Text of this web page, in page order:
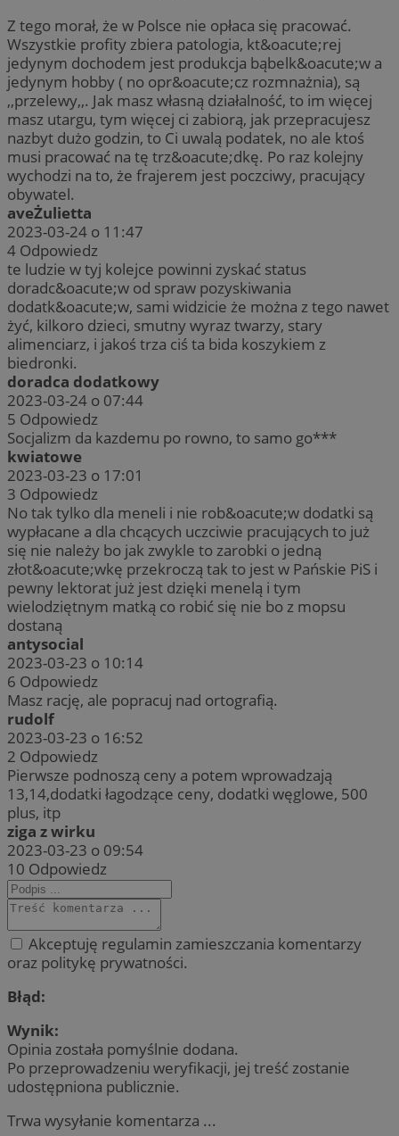
Z tego morał, że w Polsce nie opłaca się pracować.
Wszystkie profity zbiera patologia, kt&oacute;rej
jedynym dochodem jest produkcja bąbelk&oacute;w a
jedynym hobby ( no opr&oacute;cz rozmnażnia), są
,,przelewy,,. Jak masz własną działalność, to im więcej
masz utargu, tym więcej ci zabiorą, jak przepracujesz
nazbyt dużo godzin, to Ci uwalą podatek, no ale ktoś
musi pracować na tę trz&oacute;dkę. Po raz kolejny
wychodzi na to, że frajerem jest poczciwy, pracujący
obywatel.
aveŻulietta
2023-03-24 o 11:47
4 Odpowiedz
te ludzie w tyj kolejce powinni zyskać status
doradc&oacute;w od spraw pozyskiwania
dodatk&oacute;w, sami widzicie że można z tego nawet
żyć, kilkoro dzieci, smutny wyraz twarzy, stary
alimenciarz, i jakoś trza ciś ta bida koszykiem z
biedronki.
doradca dodatkowy
2023-03-24 o 07:44
5 Odpowiedz
Socjalizm da kazdemu po rowno, to samo go***
kwiatowe
2023-03-23 o 17:01
3 Odpowiedz
No tak tylko dla meneli i nie rob&oacute;w dodatki są
wypłacane a dla chcących uczciwie pracujących to już
się nie należy bo jak zwykle to zarobki o jedną
złot&oacute;wkę przekroczą tak to jest w Pańskie PiS i
pewny lektorat już jest dzięki menelą i tym
wielodziętnym matką co robić się nie bo z mopsu
dostaną
antysocial
2023-03-23 o 10:14
6 Odpowiedz
Masz rację, ale popracuj nad ortografią.
rudolf
2023-03-23 o 16:52
2 Odpowiedz
Pierwsze podnoszą ceny a potem wprowadzają
13,14,dodatki łagodzące ceny, dodatki węglowe, 500
plus, itp
ziga z wirku
2023-03-23 o 09:54
10 Odpowiedz
Akceptuję regulamin zamieszczania komentarzy
oraz politykę prywatności.
Błąd:
Wynik:
Opinia została pomyślnie dodana.
Po przeprowadzeniu weryfikacji, jej treść zostanie
udostępniona publicznie.
Trwa wysyłanie komentarza ...